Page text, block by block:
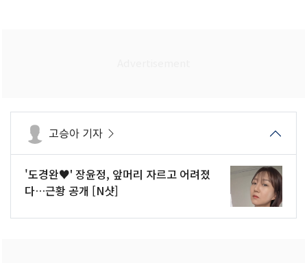
고승아 기자
'도경완♥' 장윤정, 앞머리 자르고 어려졌
다…근황 공개 [N샷]